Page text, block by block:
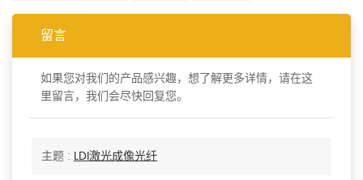
留言
如果您对我们的产品感兴趣，想了解更多详情，请在这
里留言，我们会尽快回复您。
主题 : LDI激光成像光纤